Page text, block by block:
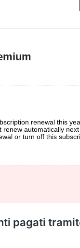
renewal this
automatically next
or turn off this